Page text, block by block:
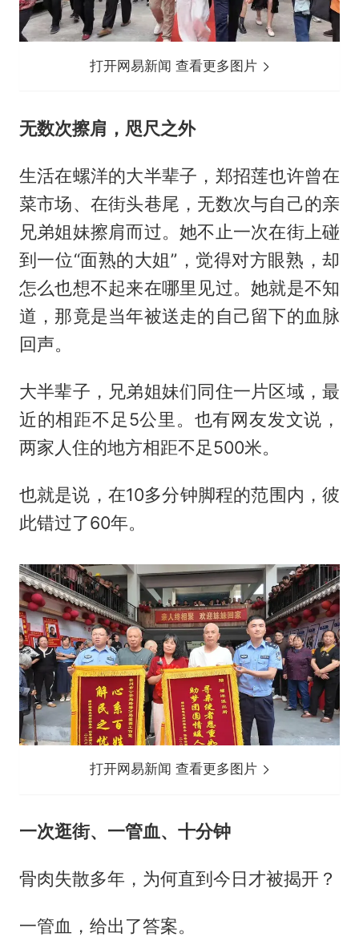
打开网易新闻 查看更多图片
无数次擦肩，咫尺之外
生活在螺洋的大半辈子，郑招莲也许曾在
菜市场、在街头巷尾，无数次与自己的亲
兄弟姐妹擦肩而过。她不止一次在街上碰
到一位“面熟的大姐”，觉得对方眼熟，却
怎么也想不起来在哪里见过。她就是不知
道，那竟是当年被送走的自己留下的血脉
回声。
大半辈子，兄弟姐妹们同住一片区域，最
近的相距不足5公里。也有网友发文说，
两家人住的地方相距不足500米。
也就是说，在10多分钟脚程的范围内，彼
此错过了60年。
打开网易新闻 查看更多图片
一次逛街、一管血、十分钟
骨肉失散多年，为何直到今日才被揭开？
一管血，给出了答案。